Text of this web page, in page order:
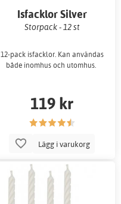
Isfacklor Silver
Storpack - 12 st
12-pack isfacklor. Kan användas
både inomhus och utomhus.
119 kr
Lägg i varukorg